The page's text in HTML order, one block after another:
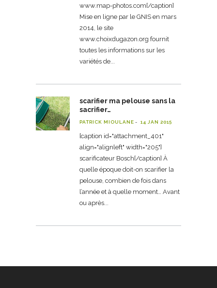
www.map-photos.com[/caption]
Mise en ligne par le GNIS en mars
2014, le site
www.choixdugazon.org fournit
toutes les informations sur les
variétés de
scarifier ma pelouse sans la
sacrifier…
PATRICK MIOULANE 14 JAN 2015
[caption id="attachment_401"
align="alignleft" width="205"]
scarificateur Bosch[/caption] À
quelle époque doit-on scarifier la
pelouse, combien de fois dans
l’année et à quelle moment… Avant
ou après